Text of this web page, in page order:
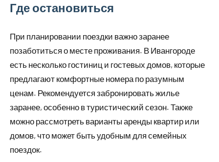
Где остановиться
При планировании поездки важно заранее
позаботиться о месте проживания. В Ивангороде
есть несколько гостиниц и гостевых домов, которые
предлагают комфортные номера по разумным
ценам. Рекомендуется забронировать жилье
заранее, особенно в туристический сезон. Также
можно рассмотреть варианты аренды квартир или
домов, что может быть удобным для семейных
поездок.